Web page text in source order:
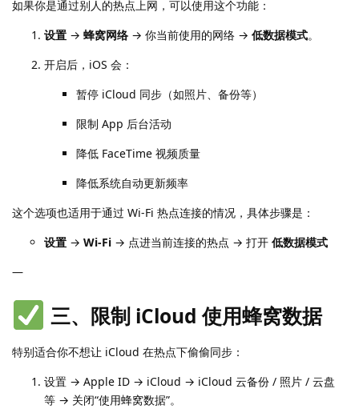
如果你是通过别人的热点上网，可以使用这个功能：
设置 → 蜂窝网络 → 你当前使用的网络 → 低数据模式。
开启后，iOS 会：
暂停 iCloud 同步（如照片、备份等）
限制 App 后台活动
降低 FaceTime 视频质量
降低系统自动更新频率
这个选项也适用于通过 Wi-Fi 热点连接的情况，具体步骤是：
设置 → Wi-Fi → 点进当前连接的热点 → 打开 低数据模式
—
三、限制 iCloud 使用蜂窝数据
特别适合你不想让 iCloud 在热点下偷偷同步：
设置 → Apple ID → iCloud → iCloud 云备份 / 照片 / 云盘
等 → 关闭“使用蜂窝数据”。